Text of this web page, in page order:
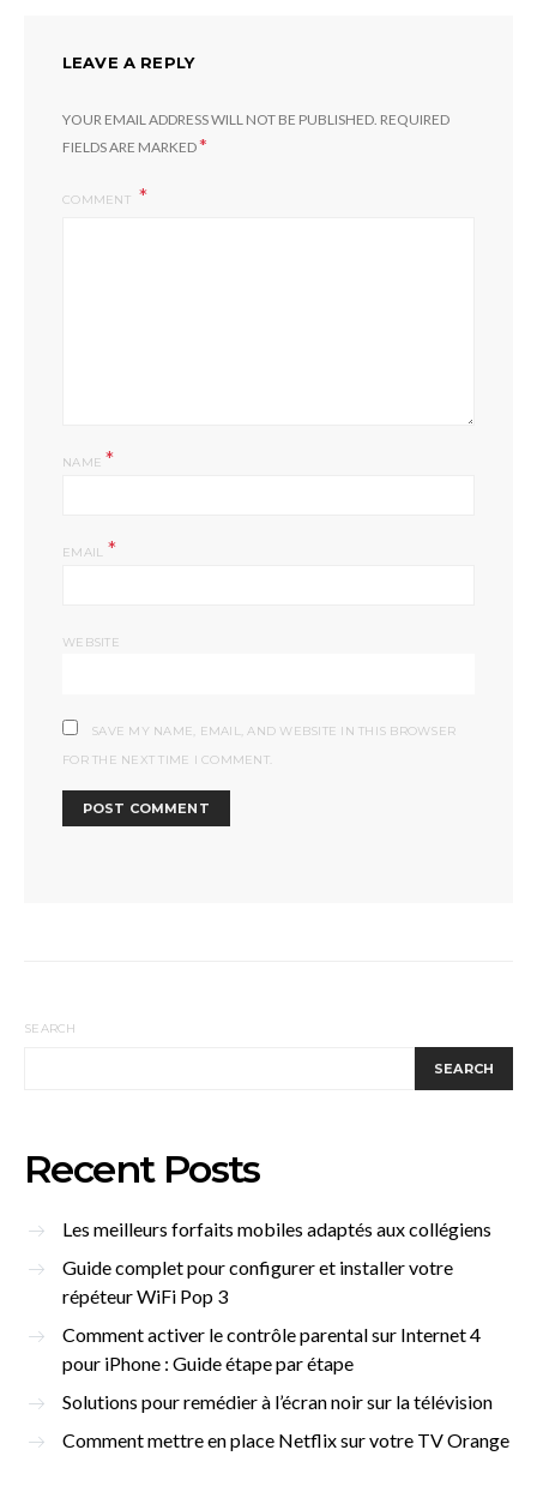
LEAVE A REPLY
YOUR EMAIL ADDRESS WILL NOT BE PUBLISHED. REQUIRED
FIELDS ARE MARKED*
COMMENT
NAME*
EMAIL *
WEBSITE
SAVE MY NAME, EMAIL, AND WEBSITE IN THIS BROWSER
FOR THE NEXT TIME I COMMENT.
SEARCH
SEARCH
Recent Posts
Les meilleurs forfaits mobiles adaptés aux collégiens
Guide complet pour configurer et installer votre
répéteur WiFi Pop 3
Comment activer le contrôle parental sur Internet 4
pour iPhone : Guide étape par étape
Solutions pour remédier à l’écran noir sur la télévision
Comment mettre en place Netflix sur votre TV Orange